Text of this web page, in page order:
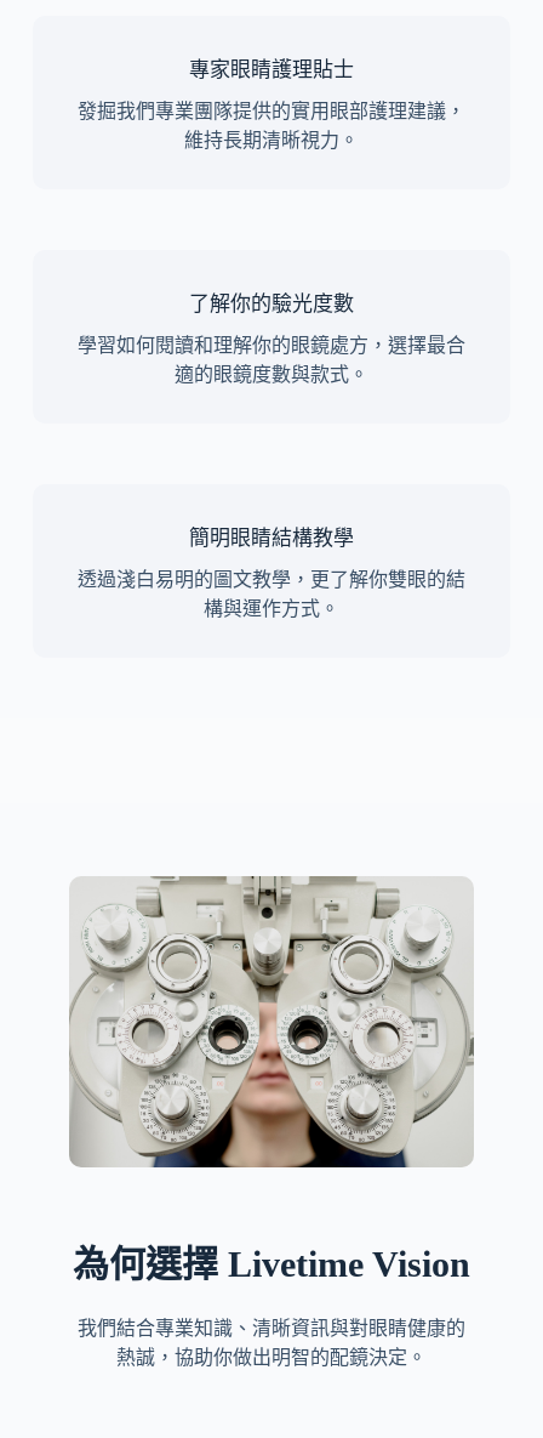
專家眼睛護理貼士
發掘我們專業團隊提供的實用眼部護理建議，
維持長期清晰視力。
了解你的驗光度數
學習如何閱讀和理解你的眼鏡處方，選擇最合
適的眼鏡度數與款式。
簡明眼睛結構教學
透過淺白易明的圖文教學，更了解你雙眼的結
構與運作方式。
為何選擇 Livetime Vision
我們結合專業知識、清晰資訊與對眼睛健康的
熱誠，協助你做出明智的配鏡決定。